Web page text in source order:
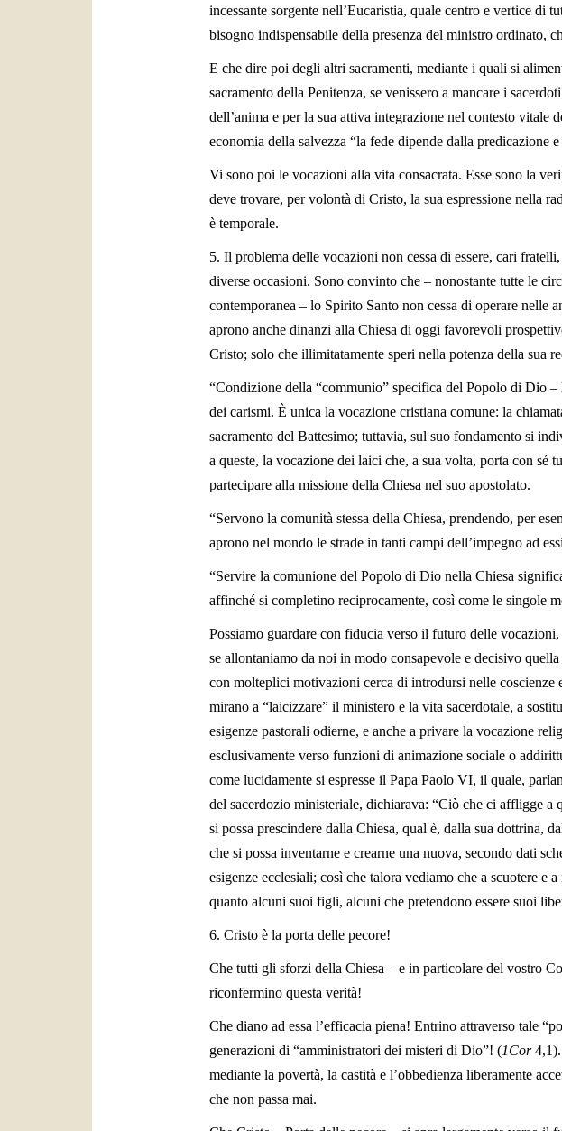
incessante sorgente nell’Eucaristia, quale centro e vertice di
bisogno indispensabile della presenza del ministro ordinato,
E che dire poi degli altri sacramenti, mediante i quali si
sacramento della Penitenza, se venissero a mancare i
dell’anima e per la sua attiva integrazione nel contesto vitale
economia della salvezza “la fede dipende dalla predicazione
Vi sono poi le vocazioni alla vita consacrata. Esse sono la
deve trovare, per volontà di Cristo, la sua espressione nella
è temporale.
5. Il problema delle vocazioni non cessa di essere, cari
diverse occasioni. Sono convinto che – nonostante tutte le
contemporanea – lo Spirito Santo non cessa di operare nelle
aprono anche dinanzi alla Chiesa di oggi favorevoli
Cristo; solo che illimitatamente speri nella potenza della sua
“Condizione della “communio” specifica del Popolo di Dio
dei carismi. È unica la vocazione cristiana comune: la
sacramento del Battesimo; tuttavia, sul suo fondamento si
a queste, la vocazione dei laici che, a sua volta, porta con
partecipare alla missione della Chiesa nel suo apostolato.
“Servono la comunità stessa della Chiesa, prendendo, per
aprono nel mondo le strade in tanti campi dell’impegno ad
“Servire la comunione del Popolo di Dio nella Chiesa
affinché si completino reciprocamente, così come le singole
Possiamo guardare con fiducia verso il futuro delle
se allontaniamo da noi in modo consapevole e decisivo
con molteplici motivazioni cerca di introdursi nelle
mirano a “laicizzare” il ministero e la vita sacerdotale, a
esigenze pastorali odierne, e anche a privare la vocazione
esclusivamente verso funzioni di animazione sociale o
come lucidamente si espresse il Papa Paolo VI, il quale,
del sacerdozio ministeriale, dichiarava: “Ciò che ci affligge a
si possa prescindere dalla Chiesa, qual è, dalla sua dottrina,
che si possa inventarne e crearne una nuova, secondo dati
esigenze ecclesiali; così che talora vediamo che a scuotere
quanto alcuni suoi figli, alcuni che pretendono essere suoi
6. Cristo è la porta delle pecore!
Che tutti gli sforzi della Chiesa – e in particolare del vostro
riconfermino questa verità!
Che diano ad essa l’efficacia piena! Entrino attraverso tale
generazioni di “amministratori dei misteri di Dio”! (1Cor
mediante la povertà, la castità e l’obbedienza liberamente
che non passa mai.